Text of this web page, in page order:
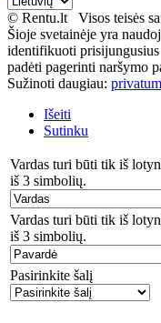
© Rentu.lt Visos teisės
Šioje svetainėje yra
identifikuoti
padėti pagerinti naršymo
Sužinoti daugiau:
Išeiti
Sutinku
Vardas turi būti tik iš
iš 3 simbolių.
Vardas turi būti tik iš
iš 3 simbolių.
Pasirinkite šalį